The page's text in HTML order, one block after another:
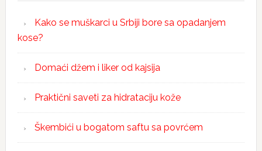
Kako se muškarci u Srbiji bore sa opadanjem
kose?
Domaći džem i liker od kajsija
Praktični saveti za hidrataciju kože
Škembići u bogatom saftu sa povrćem